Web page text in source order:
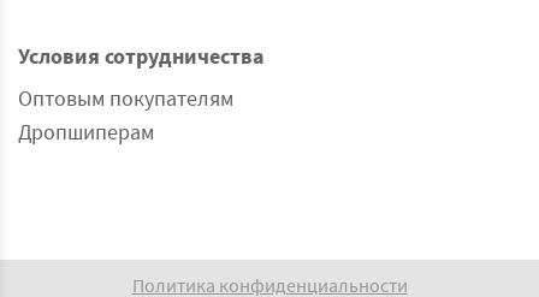
Условия сотрудничества
Оптовым покупателям
Дропшиперам
Политика конфиденциальности